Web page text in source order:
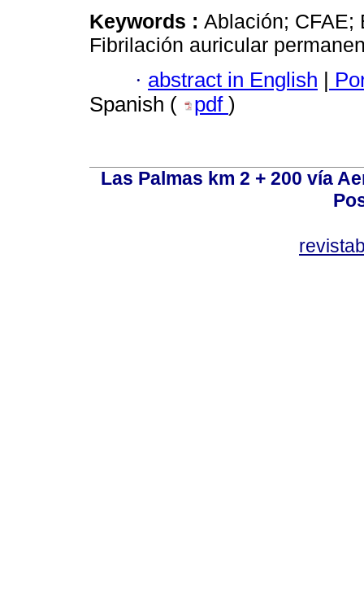
Keywords : Ablación; CFAE;
Fibrilación auricular
· abstract in English |
Spanish (
pdf )
Las Palmas km 2 + 200 vía